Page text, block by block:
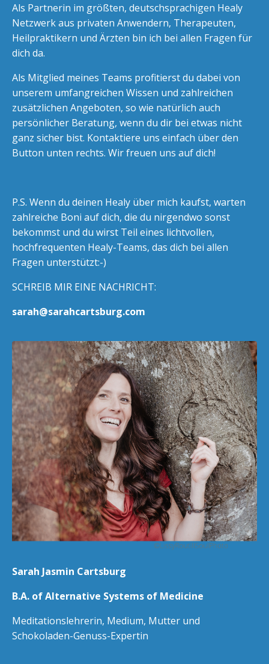
Als Partnerin im größten, deutschsprachigen Healy
Netzwerk aus privaten Anwendern, Therapeuten,
Heilpraktikern und Ärzten bin ich bei allen Fragen für
dich da.
Als Mitglied meines Teams profitierst du dabei von
unserem umfangreichen Wissen und zahlreichen
zusätzlichen Angeboten, so wie natürlich auch
persönlicher Beratung, wenn du dir bei etwas nicht
ganz sicher bist. Kontaktiere uns einfach über den
Button unten rechts. Wir freuen uns auf dich!
P.S. Wenn du deinen Healy über mich kaufst, warten
zahlreiche Boni auf dich, die du nirgendwo sonst
bekommst und du wirst Teil eines lichtvollen,
hochfrequenten Healy-Teams, das dich bei allen
Fragen unterstützt:-)
SCHREIB MIR EINE NACHRICHT:
sarah@sarahcartsburg.com
Sarah Jasmin Cartsburg
B.A. of Alternative Systems of Medicine
Meditationslehrerin, Medium, Mutter und
Schokoladen-Genuss-Expertin